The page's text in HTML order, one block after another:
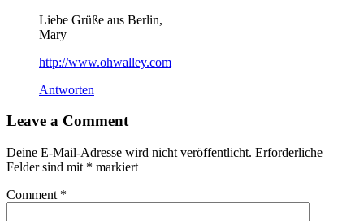
Liebe Grüße aus Berlin,
Mary
http://www.ohwalley.com
Antworten
Leave a Comment
Deine E-Mail-Adresse wird nicht veröffentlicht. Erforderliche
Felder sind mit * markiert
Comment *